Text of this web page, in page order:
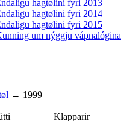
hagtølini fyri 2013
hagtølini fyri 2014
hagtølini fyri 2015
um nýggju vápnalógina
→ 1999
Klapparir